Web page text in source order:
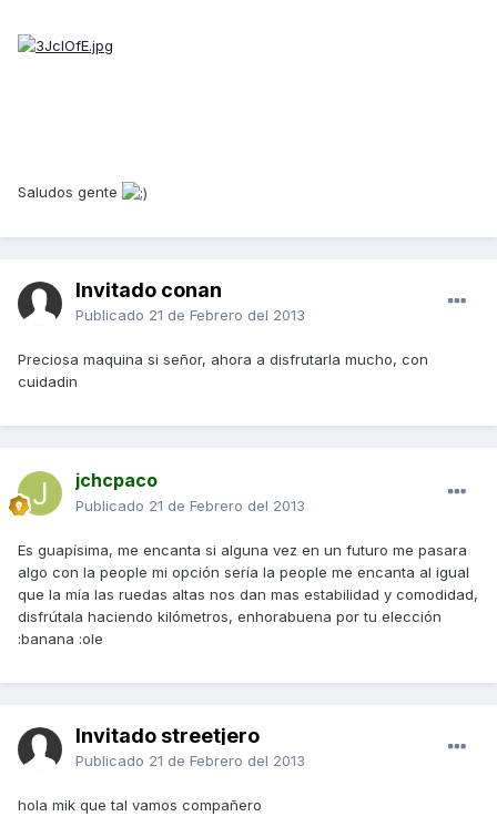
Saludos gente
Invitado conan
Publicado 21 de Febrero del 2013
Preciosa maquina si señor, ahora a disfrutarla mucho, con
cuidadin
jchcpaco
Publicado 21 de Febrero del 2013
Es guapísima, me encanta si alguna vez en un futuro me pasara
algo con la people mi opción sería la people me encanta al igual
que la mía las ruedas altas nos dan mas estabilidad y comodidad,
disfrútala haciendo kilómetros, enhorabuena por tu elección
:banana :ole
Invitado streetjero
Publicado 21 de Febrero del 2013
hola mik que tal vamos compañero